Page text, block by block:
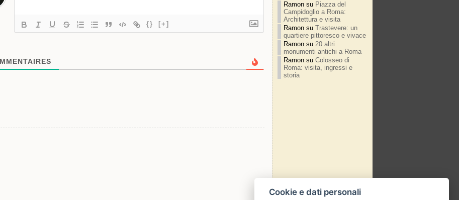
{} [+]
Ramon su Piazza del
Campidoglio a Roma:
Architettura e visita
Ramon su Trastevere: un
quartiere pittoresco e vivace
Ramon su 20 altri
monumenti antichi a Roma
Ramon su Colosseo di
Roma: visita, ingressi e
storia
Cookie e dati personali